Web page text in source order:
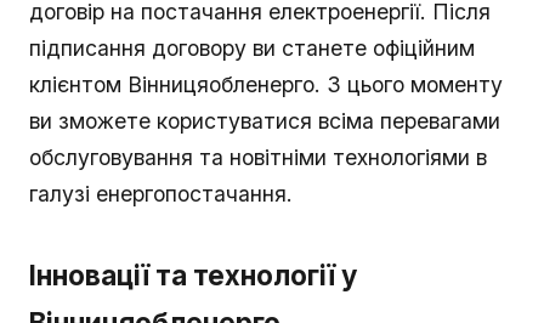
договір на постачання електроенергії. Після
підписання договору ви станете офіційним
клієнтом Вінницяобленерго. З цього моменту
ви зможете користуватися всіма перевагами
обслуговування та новітніми технологіями в
галузі енергопостачання.
Інновації та технології у